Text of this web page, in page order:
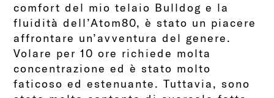
comfort del mio telaio Bulldog e la
fluidità dell’Atom80, è stato un piacere
affrontare un’avventura del genere.
Volare per 10 ore richiede molta
concentrazione ed è stato molto
faticoso ed estenuante. Tuttavia, sono